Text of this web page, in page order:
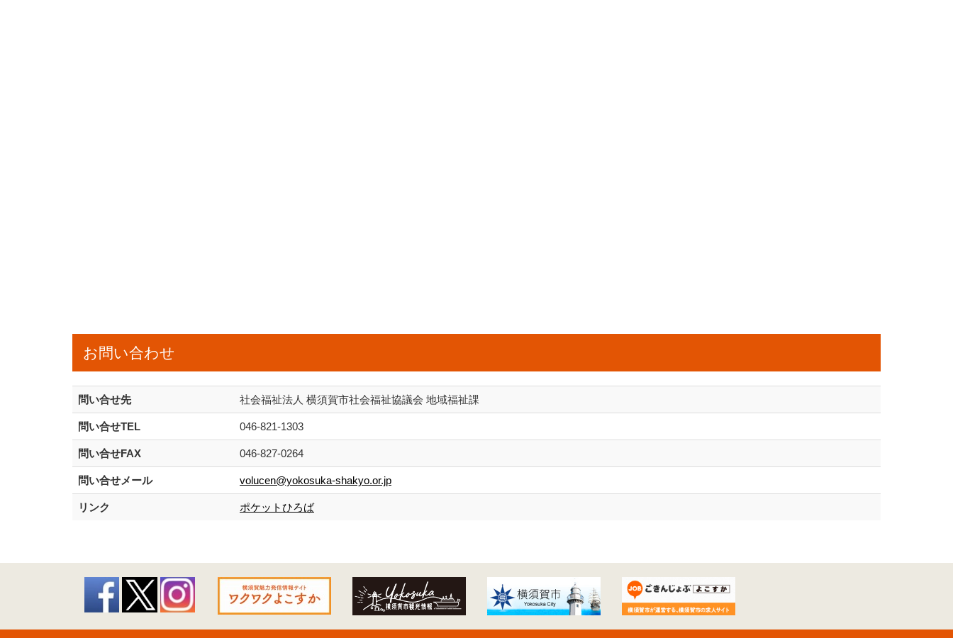
お問い合わせ
問い合せ先 社会福祉法人 横須賀市社会福祉協議会 地域福祉課
問い合せTEL 046-821-1303
問い合せFAX 046-827-0264
問い合せメール volucen@yokosuka-shakyo.or.jp
リンク ポケットひろば